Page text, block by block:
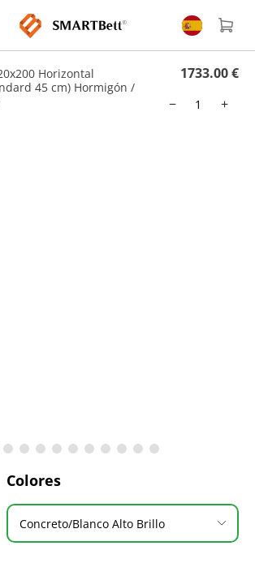
/ Cama Abatible 120x200 Horizontal (Profundidad standard 45
Horizontal
45 cm) Hormigón /
1733.00 €
−
+
Colores
Concreto/Blanco Alto Brillo